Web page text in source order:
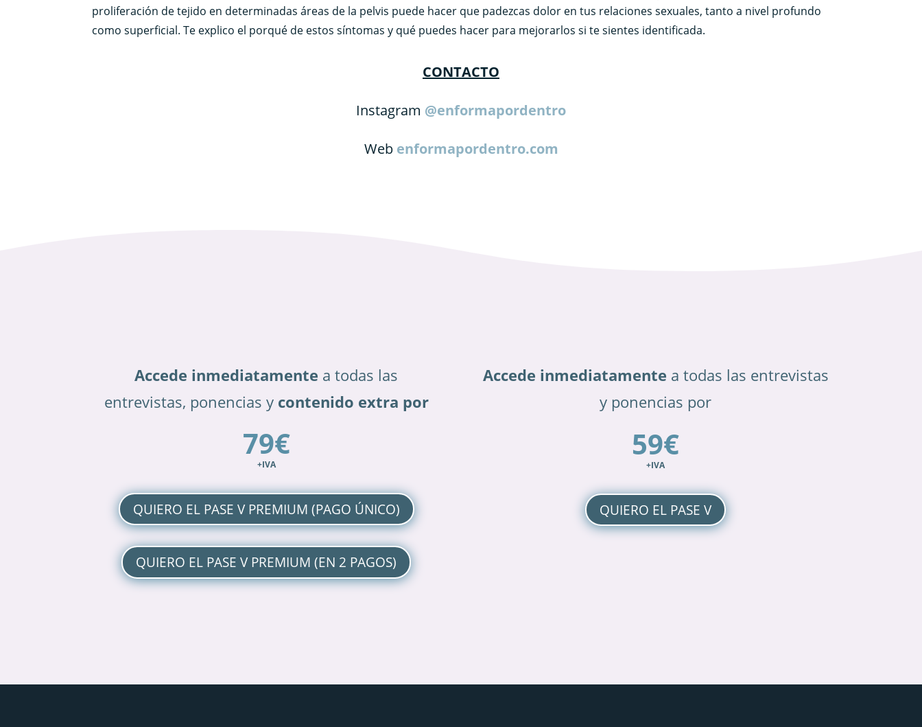
proliferación de tejido en determinadas áreas de la pelvis puede hacer que padezcas dolor en tus relaciones sexuales, tanto a nivel profundo
como superficial. Te explico el porqué de estos síntomas y qué puedes hacer para mejorarlos si te sientes identificada.
CONTACTO
Instagram @enformapordentro
Web enformapordentro.com
Accede inmediatamente a todas las
entrevistas, ponencias y contenido extra por
79€
+IVA
QUIERO EL PASE V PREMIUM (PAGO ÚNICO)
QUIERO EL PASE V PREMIUM (EN 2 PAGOS)
Accede inmediatamente a todas las entrevistas
y ponencias por
59€
+IVA
QUIERO EL PASE V